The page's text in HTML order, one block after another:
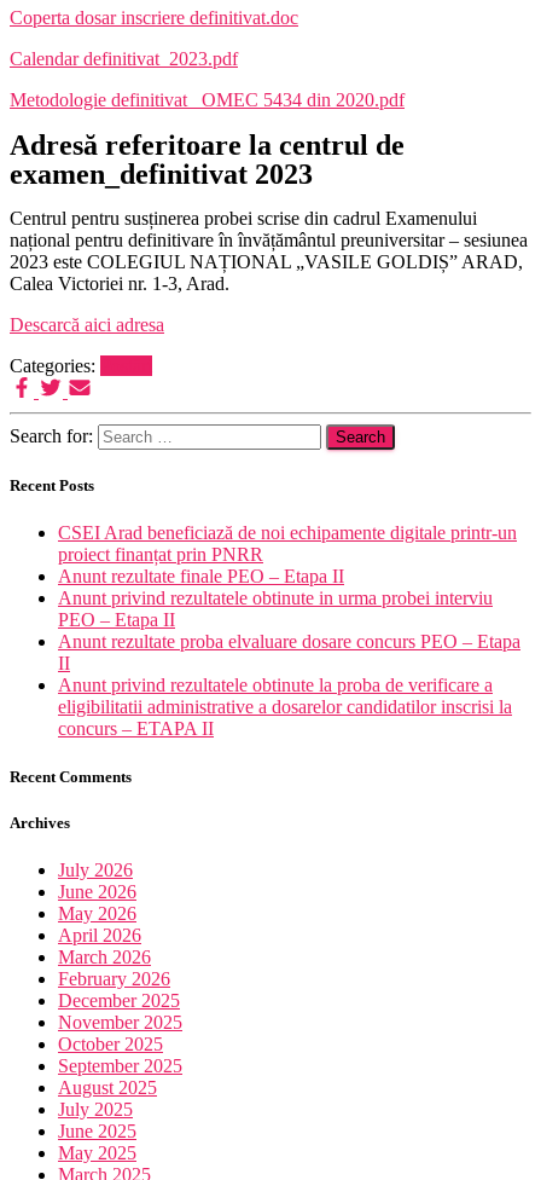
Coperta dosar inscriere definitivat.doc
Calendar definitivat_2023.pdf
Metodologie definitivat _OMEC 5434 din 2020.pdf
Adresă referitoare la centrul de
examen_definitivat 2023
Centrul pentru susținerea probei scrise din cadrul Examenului
național pentru definitivare în învățământul preuniversitar – sesiunea
2023 este COLEGIUL NAȚIONAL „VASILE GOLDIȘ” ARAD,
Calea Victoriei nr. 1-3, Arad.
Descarcă aici adresa
Categories:
Search for:
Recent Posts
CSEI Arad beneficiază de noi echipamente digitale printr-un
proiect finanțat prin PNRR
Anunt rezultate finale PEO – Etapa II
Anunt privind rezultatele obtinute in urma probei interviu
PEO – Etapa II
Anunt rezultate proba elvaluare dosare concurs PEO – Etapa
II
Anunt privind rezultatele obtinute la proba de verificare a
eligibilitatii administrative a dosarelor candidatilor inscrisi la
concurs – ETAPA II
Recent Comments
Archives
July 2026
June 2026
May 2026
April 2026
March 2026
February 2026
December 2025
November 2025
October 2025
September 2025
August 2025
July 2025
June 2025
May 2025
March 2025